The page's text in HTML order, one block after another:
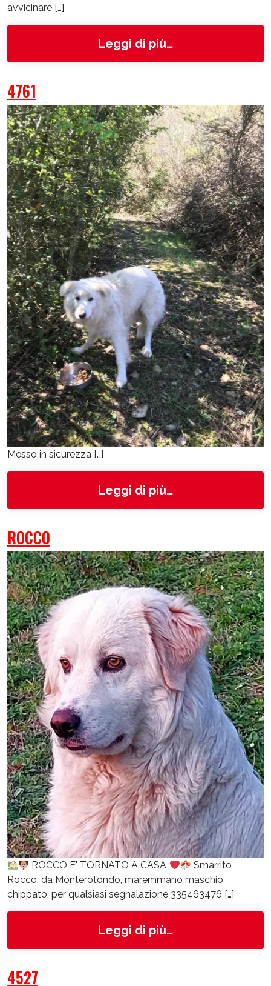
avvicinare […]
Leggi di più…from Elly
4761
Messo in sicurezza […]
Leggi di più…from 4761
ROCCO
ROCCO E' TORNATO A CASA
Smarrito
Rocco, da Monterotondo, maremmano maschio
chippato, per qualsiasi segnalazione 335463476 […]
Leggi di più…from Rocco
4527